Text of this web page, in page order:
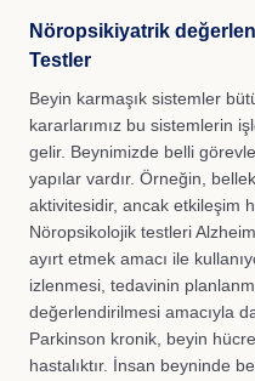
Nöropsikiyatrik
Testler
Beyin karmaşık sistemler
kararlarımız bu sistemlerin
gelir. Beynimizde belli
yapılar vardır. Örneğin,
aktivitesidir, ancak etkileşim
Nöropsikolojik testleri
ayırt etmek amacı ile
izlenmesi, tedavinin
değerlendirilmesi amacıyla
Parkinson kronik, beyin
hastalıktır. İnsan beyninde